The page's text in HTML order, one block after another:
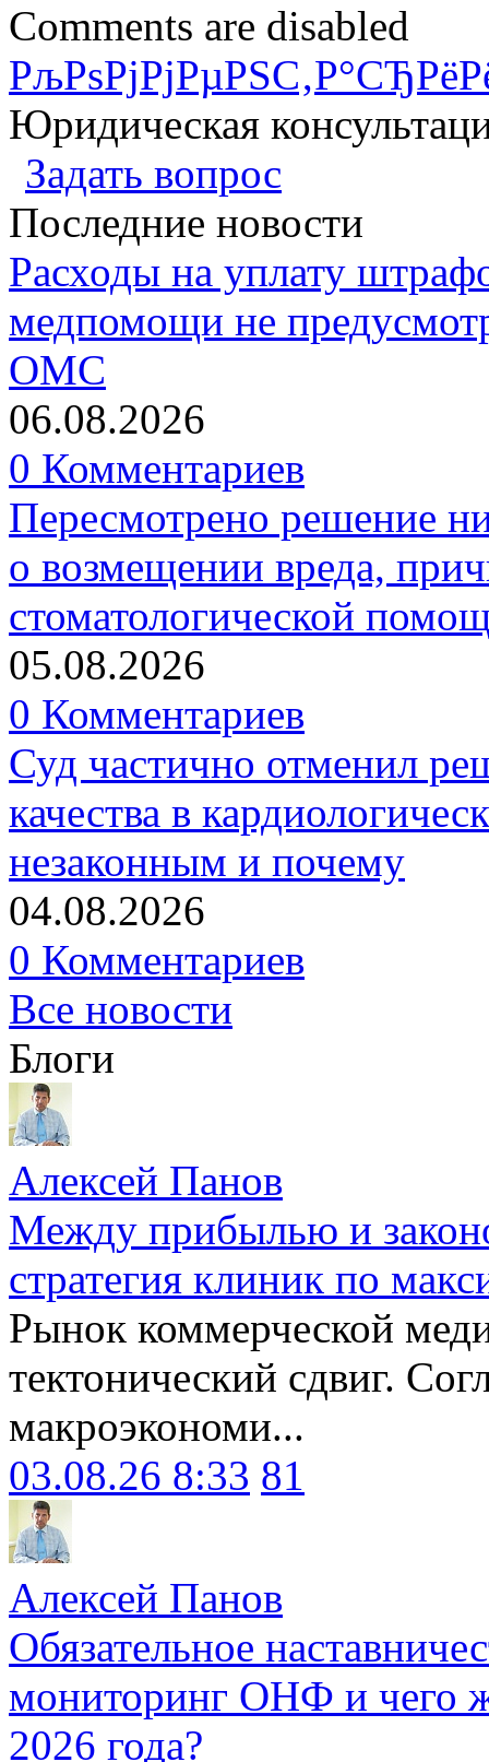
Comments are disabled
Юридическая
Задать вопрос
Последние новости
Расходы на уплату
медпомощи не
ОМС
06.08.2026
0 Комментариев
Пересмотрено решение
о возмещении вреда,
стоматологической
05.08.2026
0 Комментариев
Суд частично отменил
качества в
незаконным и почему
04.08.2026
0 Комментариев
Все новости
Блоги
Алексей Панов
Между прибылью и
стратегия клиник по
Рынок коммерческой
тектонический сдвиг.
макроэкономи...
03.08.26 8:33 81
Алексей Панов
Обязательное
мониторинг ОНФ и чего
2026 года?